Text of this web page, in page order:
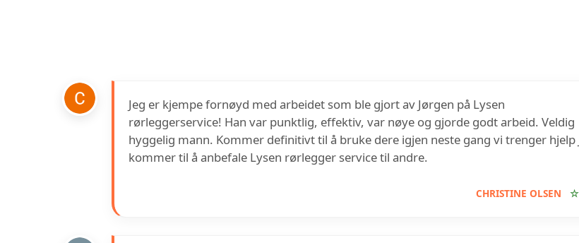
Jeg er kjempe fornøyd med arbeidet som ble gjort av Jørgen på Lysen
rørleggerservice! Han var punktlig, effektiv, var nøye og gjorde godt arbeid. Veldig
hyggelig mann. Kommer definitivt til å bruke dere igjen neste gang vi trenger hjelp
kommer til å anbefale Lysen rørlegger service til andre.
CHRISTINE OLSEN ☆